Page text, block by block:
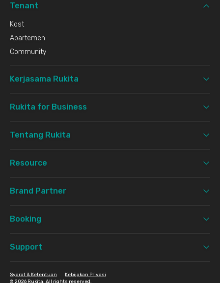
Tenant
Kost
Apartemen
Community
Kerjasama Rukita
Rukita for Business
Tentang Rukita
Resource
Brand Partner
Booking
Support
© 2026 Rukita. All rights reserved.
Syarat & Ketentuan Kebijakan Privasi